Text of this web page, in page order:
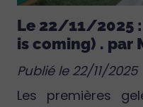
Le 22/11/2025 :
is coming) . par
Publié le 22/11/2025
Les premières